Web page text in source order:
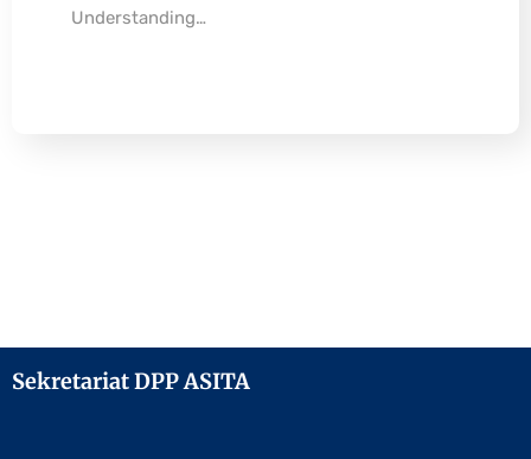
Understanding…
Sekretariat DPP ASITA